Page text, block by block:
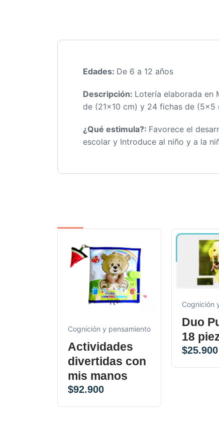
Edades: De 6 a 12 años
Descripción: Lotería elaborada en
de (21×10 cm) y 24 fichas de
¿Qué estimula?: Favorece el
escolar y Introduce al niño y a la
Cognición y pensamiento
Actividades
divertidas con
mis manos
$92.900
Cognición
Duo
18
$25.900